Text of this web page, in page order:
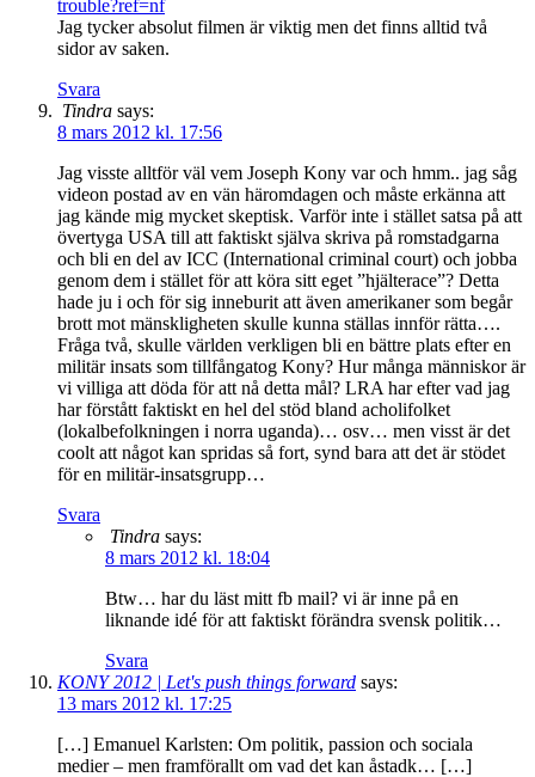
trouble?ref=nf
Jag tycker absolut filmen är viktig men det finns alltid två
sidor av saken.
Svara
Tindra says:
8 mars 2012 kl. 17:56
Jag visste alltför väl vem Joseph Kony var och hmm.. jag såg
videon postad av en vän häromdagen och måste erkänna att
jag kände mig mycket skeptisk. Varför inte i stället satsa på att
övertyga USA till att faktiskt själva skriva på romstadgarna
och bli en del av ICC (International criminal court) och jobba
genom dem i stället för att köra sitt eget ”hjälterace”? Detta
hade ju i och för sig inneburit att även amerikaner som begår
brott mot mänskligheten skulle kunna ställas innför rätta….
Fråga två, skulle världen verkligen bli en bättre plats efter en
militär insats som tillfångatog Kony? Hur många människor är
vi villiga att döda för att nå detta mål? LRA har efter vad jag
har förstått faktiskt en hel del stöd bland acholifolket
(lokalbefolkningen i norra uganda)… osv… men visst är det
coolt att något kan spridas så fort, synd bara att det är stödet
för en militär-insatsgrupp…
Svara
Tindra says:
8 mars 2012 kl. 18:04
Btw… har du läst mitt fb mail? vi är inne på en
liknande idé för att faktiskt förändra svensk politik…
Svara
KONY 2012 | Let's push things forward says:
13 mars 2012 kl. 17:25
[…] Emanuel Karlsten: Om politik, passion och sociala
medier – men framförallt om vad det kan åstadk… […]